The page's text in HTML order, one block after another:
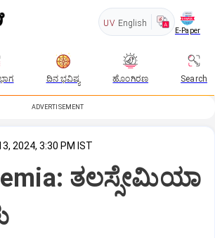
UV English
E-Paper
ದಿನ ಭವಿಷ್ಯ ಹೊಂಗಿರಣ Search
ADVERTISEMENT
2024, 3:30 PM IST
ತಲಸ್ಸೇಮಿಯಾ